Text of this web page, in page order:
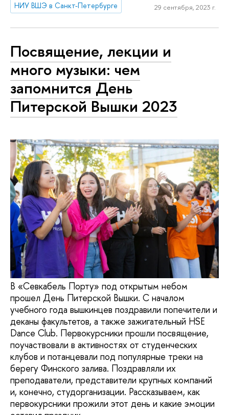
НИУ ВШЭ в Санкт-Петербурге
29 сентября, 2023 г.
Посвящение, лекции и
много музыки: чем
запомнится День
Питерской Вышки 2023
В «Севкабель Порту» под открытым небом
прошел День Питерской Вышки. С началом
учебного года вышкинцев поздравили попечители и
деканы факультетов, а также зажигательный HSE
Dance Club. Первокурсники прошли посвящение,
поучаствовали в активностях от студенческих
клубов и потанцевали под популярные треки на
берегу Финского залива. Поздравляли их
преподаватели, представители крупных компаний
и, конечно, студорганизации. Рассказываем, как
первокурсники прожили этот день и какие эмоции